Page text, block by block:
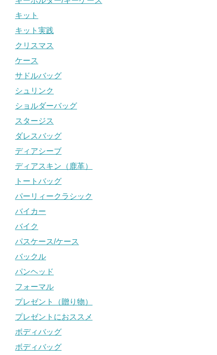
キット
キット実践
クリスマス
ケース
サドルバッグ
シュリンク
ショルダーバッグ
スタージス
ダレスバッグ
ディアシーブ
ディアスキン（鹿革）
トートバッグ
パーリィークラシック
バイカー
バイク
パスケース/ケース
バックル
パンヘッド
フォーマル
プレゼント（贈り物）
プレゼントにおススメ
ボディバッグ
ボディバッグ